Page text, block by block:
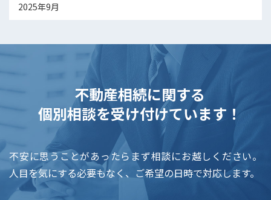
2025年9月
不動産相続に関する
個別相談を受け付けています！
不安に思うことがあったらまず相談にお越しください。
人目を気にする必要もなく、ご希望の日時で対応します。